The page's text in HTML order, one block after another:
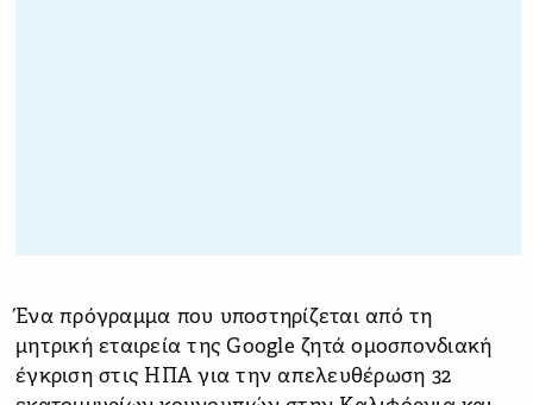
Ένα πρόγραμμα που υποστηρίζεται από τη
μητρική εταιρεία της Google ζητά ομοσπονδιακή
έγκριση στις ΗΠΑ για την απελευθέρωση 32